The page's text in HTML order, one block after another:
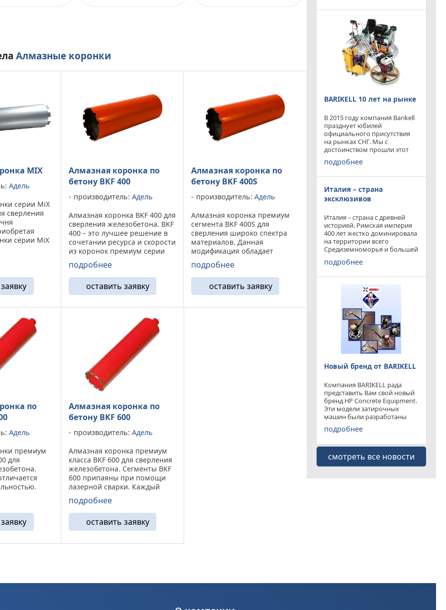
Алмазные коронки
MIX
Адель
серии MiX
сверления
серии MiX
технология
под ...
Алмазная коронка по
бетону BKF 400
производитель: Адель
Алмазная коронка BKF 400 для
сверления железобетона. BKF
400 – это лучшее решение в
сочетании ресурса и скорости
из коронок премиум серии
BKF. Основная задача
модификации BKF 400
сверление
высокоармированного
бетона и бетона. Модель
обладает хорошей ...
подробнее
оставить заявку
Алмазная коронка по
бетону BKF 400S
производитель:Адель
Алмазная коронка премиум
сегмента BKF 400S для
сверления широко спектра
материалов. Данная
модификация обладает
повышенным ресурсов (12
м.п.) и имеет хорошую
скорость (1.6 см/мин).
Способна просверлить такие
материалы как:
подробнее
оставить заявку
по
Адель
премиум
для
на широкий
(от 1.5
задача
а также ...
Алмазная коронка по
бетону BKF 600
производитель: Адель
Алмазная коронка премиум
класса BKF 600 для сверления
железобетона. Сегменты BKF
600 припаяны при помощи
лазерной сварки. Каждый
сегмент проверяется на
отрыв на заводе.
Устанавливается на широкий
спектр оборудования (от 1.5
до 3.3 кВт). Высокая ...
подробнее
оставить заявку
BARIKELL 10 лет на рынке
В 2015 году компания Barikell
празднует юбилей
официального присутствия
на рынках СНГ. Мы с
достоинством прошли этот
отрезок времени ,
конкурируя с
результатов и целей которые
перед собой ставили.
подробнее
Италия – страна
эксклюзивов
Италия – страна с древней
историей. Римская империя
400 лет жестко доминировала
на территории всего
Средиземноморья и большей
частью Европы. Императоры
и правители аппенин
Каждый гражданин Земли
подробнее
Новый бренд от BARIKELL
Компания BARIKELL рада
представить Вам свой новый
бренд HP Concrete Equipment.
Эти модели затирочных
машин были разработаны
специально для
удовлетворения рынка
класса . Данная "белая линия"
представлена несколькими
моделями
подробнее
смотреть все новости